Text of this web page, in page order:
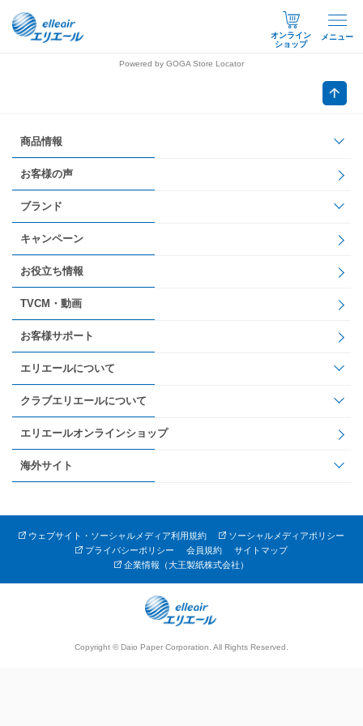
オンライン
ショップ
メニュー
Powered by GOGA Store Locator
商品情報
お客様の声
ブランド
キャンペーン
お役立ち情報
TVCM・動画
お客様サポート
エリエールについて
クラブエリエールについて
エリエールオンラインショップ
海外サイト
ウェブサイト・ソーシャルメディア利用規約
ソーシャルメディアポリシー
プライバシーポリシー
会員規約
サイトマップ
企業情報（大王製紙株式会社）
Copyright © Daio Paper Corporation. All Rights Reserved.